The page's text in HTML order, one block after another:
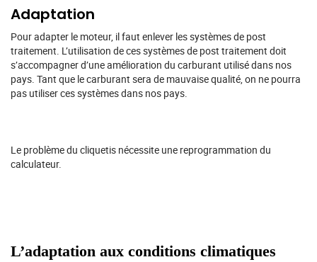
Adaptation
Pour adapter le moteur, il faut enlever les systèmes de post
traitement. L’utilisation de ces systèmes de post traitement doit
s’accompagner d’une amélioration du carburant utilisé dans nos
pays. Tant que le carburant sera de mauvaise qualité, on ne pourra
pas utiliser ces systèmes dans nos pays.
Le problème du cliquetis nécessite une reprogrammation du
calculateur.
L’adaptation aux conditions climatiques